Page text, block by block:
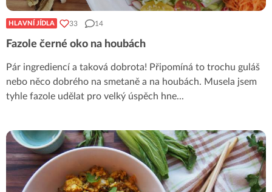
HLAVNÍ JÍDLA 33 14
Fazole černé oko na houbách
Pár ingrediencí a taková dobrota! Připomíná to trochu guláš
nebo něco dobrého na smetaně a na houbách. Musela jsem
tyhle fazole udělat pro velký úspěch hne...